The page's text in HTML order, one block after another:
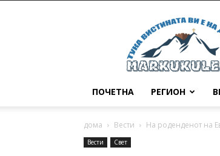
Маркукуле
ПОЧЕТНА РЕГИОН
дома Вести На роденденот на
Вести Свет